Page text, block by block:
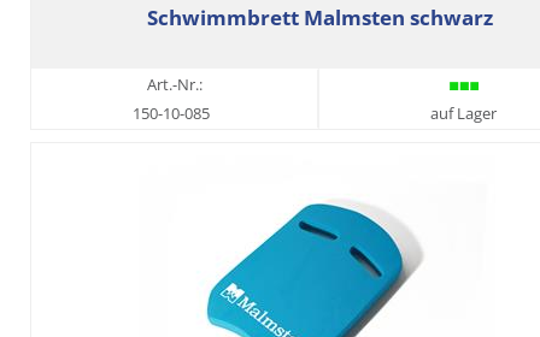
Schwimmbrett Malmsten schwarz
Art.-Nr.:
150-10-085
auf Lager